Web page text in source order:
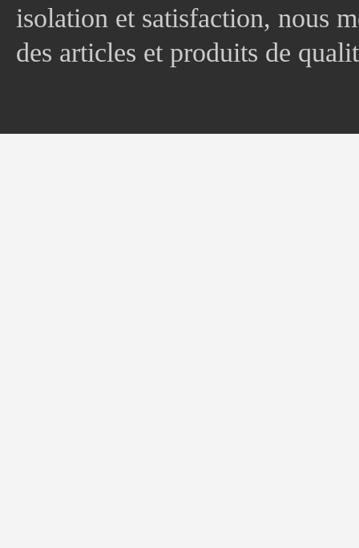
isolation et satisfaction, nous
des articles et produits de